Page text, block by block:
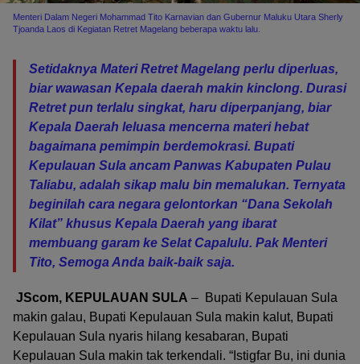
Menteri Dalam Negeri Mohammad Tito Karnavian dan Gubernur Maluku Utara Sherly
Tjoanda Laos di Kegiatan Retret Magelang beberapa waktu lalu.
Setidaknya Materi Retret Magelang perlu diperluas,
biar wawasan Kepala daerah makin kinclong. Durasi
Retret pun terlalu singkat, haru diperpanjang, biar
Kepala Daerah leluasa mencerna materi hebat
bagaimana pemimpin berdemokrasi. Bupati
Kepulauan Sula ancam Panwas Kabupaten Pulau
Taliabu, adalah sikap malu bin memalukan. Ternyata
beginilah cara negara gelontorkan “Dana Sekolah
Kilat” khusus Kepala Daerah yang ibarat
membuang garam ke Selat Capalulu. Pak Menteri
Tito, Semoga Anda baik-baik saja.
JScom, KEPULAUAN SULA – Bupati Kepulauan Sula
makin galau, Bupati Kepulauan Sula makin kalut, Bupati
Kepulauan Sula nyaris hilang kesabaran, Bupati
Kepulauan Sula makin tak terkendali. “Istigfar Bu, ini dunia